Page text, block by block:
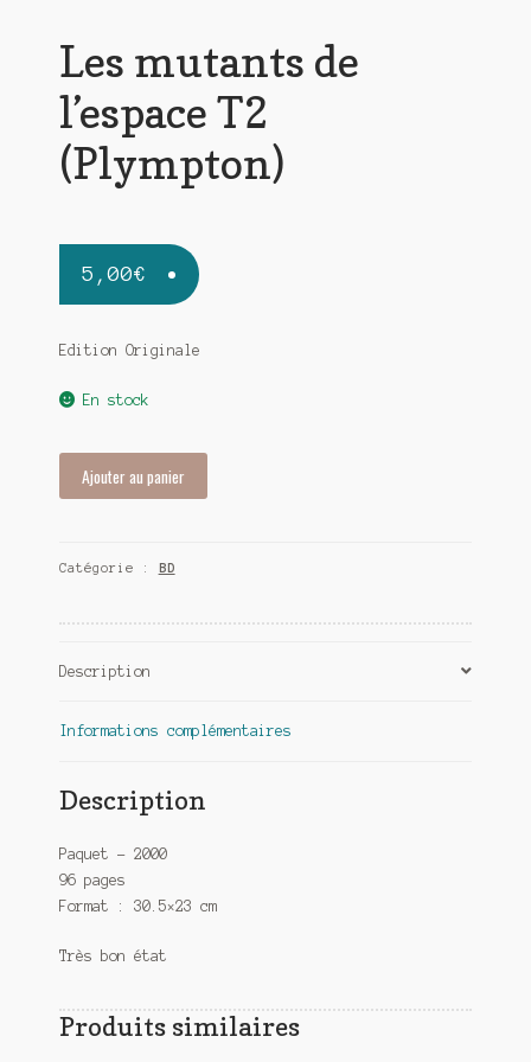
Les mutants de
l’espace T2
(Plympton)
5,00€
Edition Originale
En stock
de
T2
Ajouter au panier
Catégorie : BD
Description
Informations complémentaires
Description
Paquet – 2000
96 pages
Format : 30.5×23 cm
Très bon état
Produits similaires